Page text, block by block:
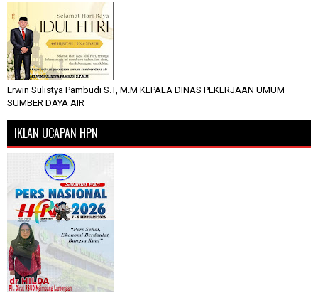
Erwin Sulistya Pambudi S.T, M.M KEPALA DINAS PEKERJAAN UMUM
SUMBER DAYA AIR
IKLAN UCAPAN HPN